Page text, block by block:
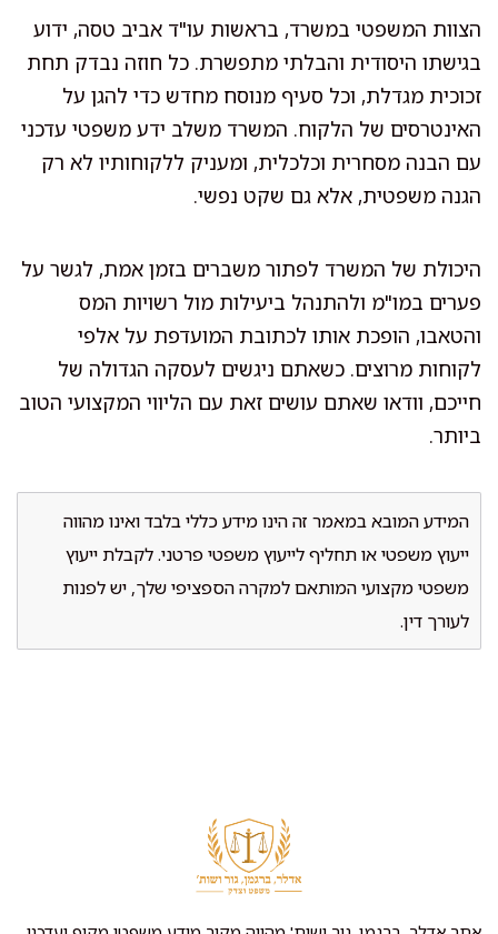
הצוות המשפטי במשרד, בראשות עו"ד אביב טסה, ידוע
בגישתו היסודית והבלתי מתפשרת. כל חוזה נבדק תחת
זכוכית מגדלת, וכל סעיף מנוסח מחדש כדי להגן על
האינטרסים של הלקוח. המשרד משלב ידע משפטי עדכני
עם הבנה מסחרית וכלכלית, ומעניק ללקוחותיו לא רק
הגנה משפטית, אלא גם שקט נפשי.
היכולת של המשרד לפתור משברים בזמן אמת, לגשר על
פערים במו"מ ולהתנהל ביעילות מול רשויות המס
והטאבו, הופכת אותו לכתובת המועדפת על אלפי
לקוחות מרוצים. כשאתם ניגשים לעסקה הגדולה של
חייכם, וודאו שאתם עושים זאת עם הליווי המקצועי הטוב
ביותר.
המידע המובא במאמר זה הינו מידע כללי בלבד ואינו מהווה
ייעוץ משפטי או תחליף לייעוץ משפטי פרטני. לקבלת ייעוץ
משפטי מקצועי המותאם למקרה הספציפי שלך, יש לפנות
לעורך דין.